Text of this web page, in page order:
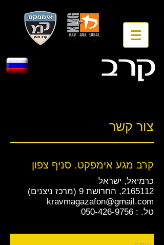
צור קשר
קרב מגע אימפקט. סניף צפון
כרמיאל, ישראל
2165112, החרושת 9 (מרכז ניצנים)
kravmagazafon@gmail.com
טל. : 050-426-9756